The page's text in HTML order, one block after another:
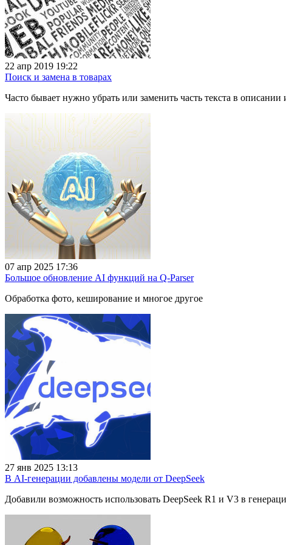
22 апр 2019 19:22
Поиск и замена в товарах
Часто бывает нужно убрать или заменить часть текста в
07 апр 2025 17:36
Большое обновление AI функций на Q-Parser
Обработка фото, кеширование и многое другое
27 янв 2025 13:13
В AI-генерации добавлены модели от DeepSeek
Добавили возможность использовать DeepSeek R1 и V3 в